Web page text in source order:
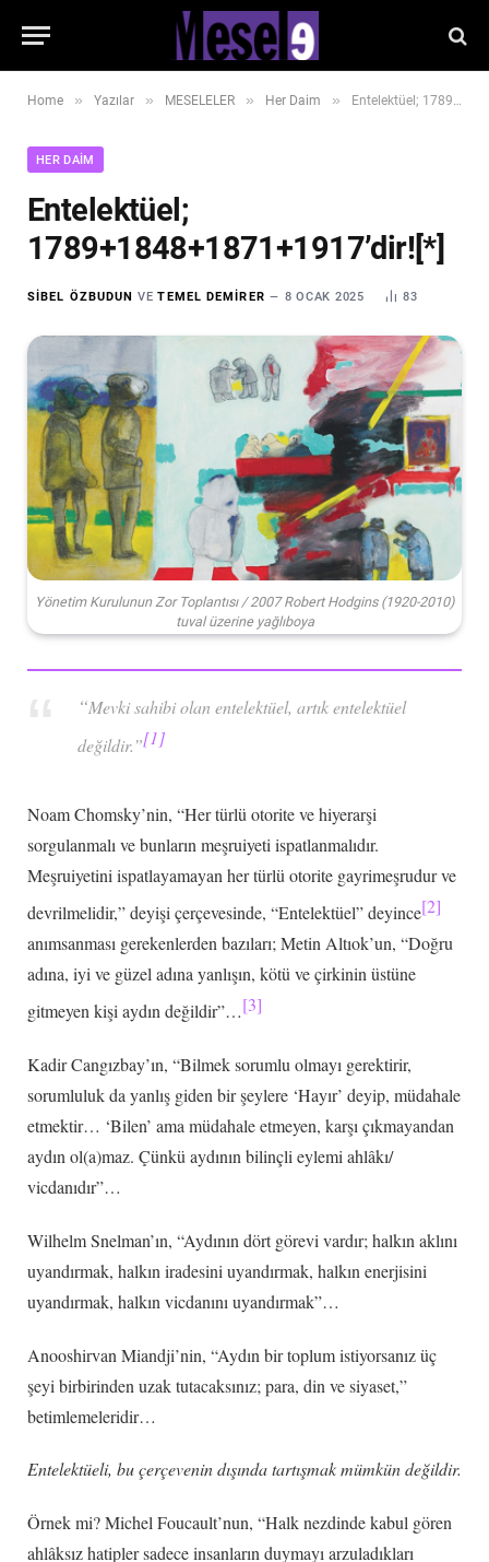
Home » Yazılar » MESELELER » Her Daim » Entelektüel; 1789+1848+1871+1917’dir![*]
HER DAIM
Entelektüel;
1789+1848+1871+1917’dir![*]
SIBEL ÖZBUDUN VETEMEL DEMIRER 8 OCAK 2025 83
Yönetim Kurulunun Zor Toplantısı / 2007 Robert Hodgins (1920-2010)
tuval üzerine yağlıboya
“Mevki sahibi olan entelektüel,artık entelektüel
değildir.”[1]
Noam Chomsky’nin, “Her türlü otorite ve hiyerarşi
sorgulanmalı ve bunların meşruiyeti ispatlanmalıdır.
Meşruiyetini ispatlayamayan her türlü otorite gayrimeşrudur ve
devrilmelidir,” deyişi çerçevesinde, “Entelektüel” deyince[2]
anımsanması gerekenlerden bazıları; Metin Altıok’un, “Doğru
adına, iyi ve güzel adına yanlışın, kötü ve çirkinin üstüne
gitmeyen kişi aydın değildir”…[3]
Kadir Cangızbay’ın, “Bilmek sorumlu olmayı gerektirir,
sorumluluk da yanlış giden bir şeylere ‘Hayır’ deyip, müdahale
etmektir… ‘Bilen’ ama müdahale etmeyen, karşı çıkmayandan
aydın ol(a)maz. Çünkü aydının bilinçli eylemi ahlâkı/
vicdanıdır”…
Wilhelm Snelman’ın, “Aydının dört görevi vardır; halkın aklını
uyandırmak, halkın iradesini uyandırmak, halkın enerjisini
uyandırmak, halkın vicdanını uyandırmak”…
Anooshirvan Miandji’nin, “Aydın bir toplum istiyorsanız üç
şeyi birbirinden uzak tutacaksınız; para, din ve siyaset,”
betimlemeleridir…
Entelektüeli, bu çerçevenin dışında tartışmak mümkün değildir.
Örnek mi? Michel Foucault’nun, “Halk nezdinde kabul gören
ahlâksız hatipler sadece insanların duymayı arzuladıkları